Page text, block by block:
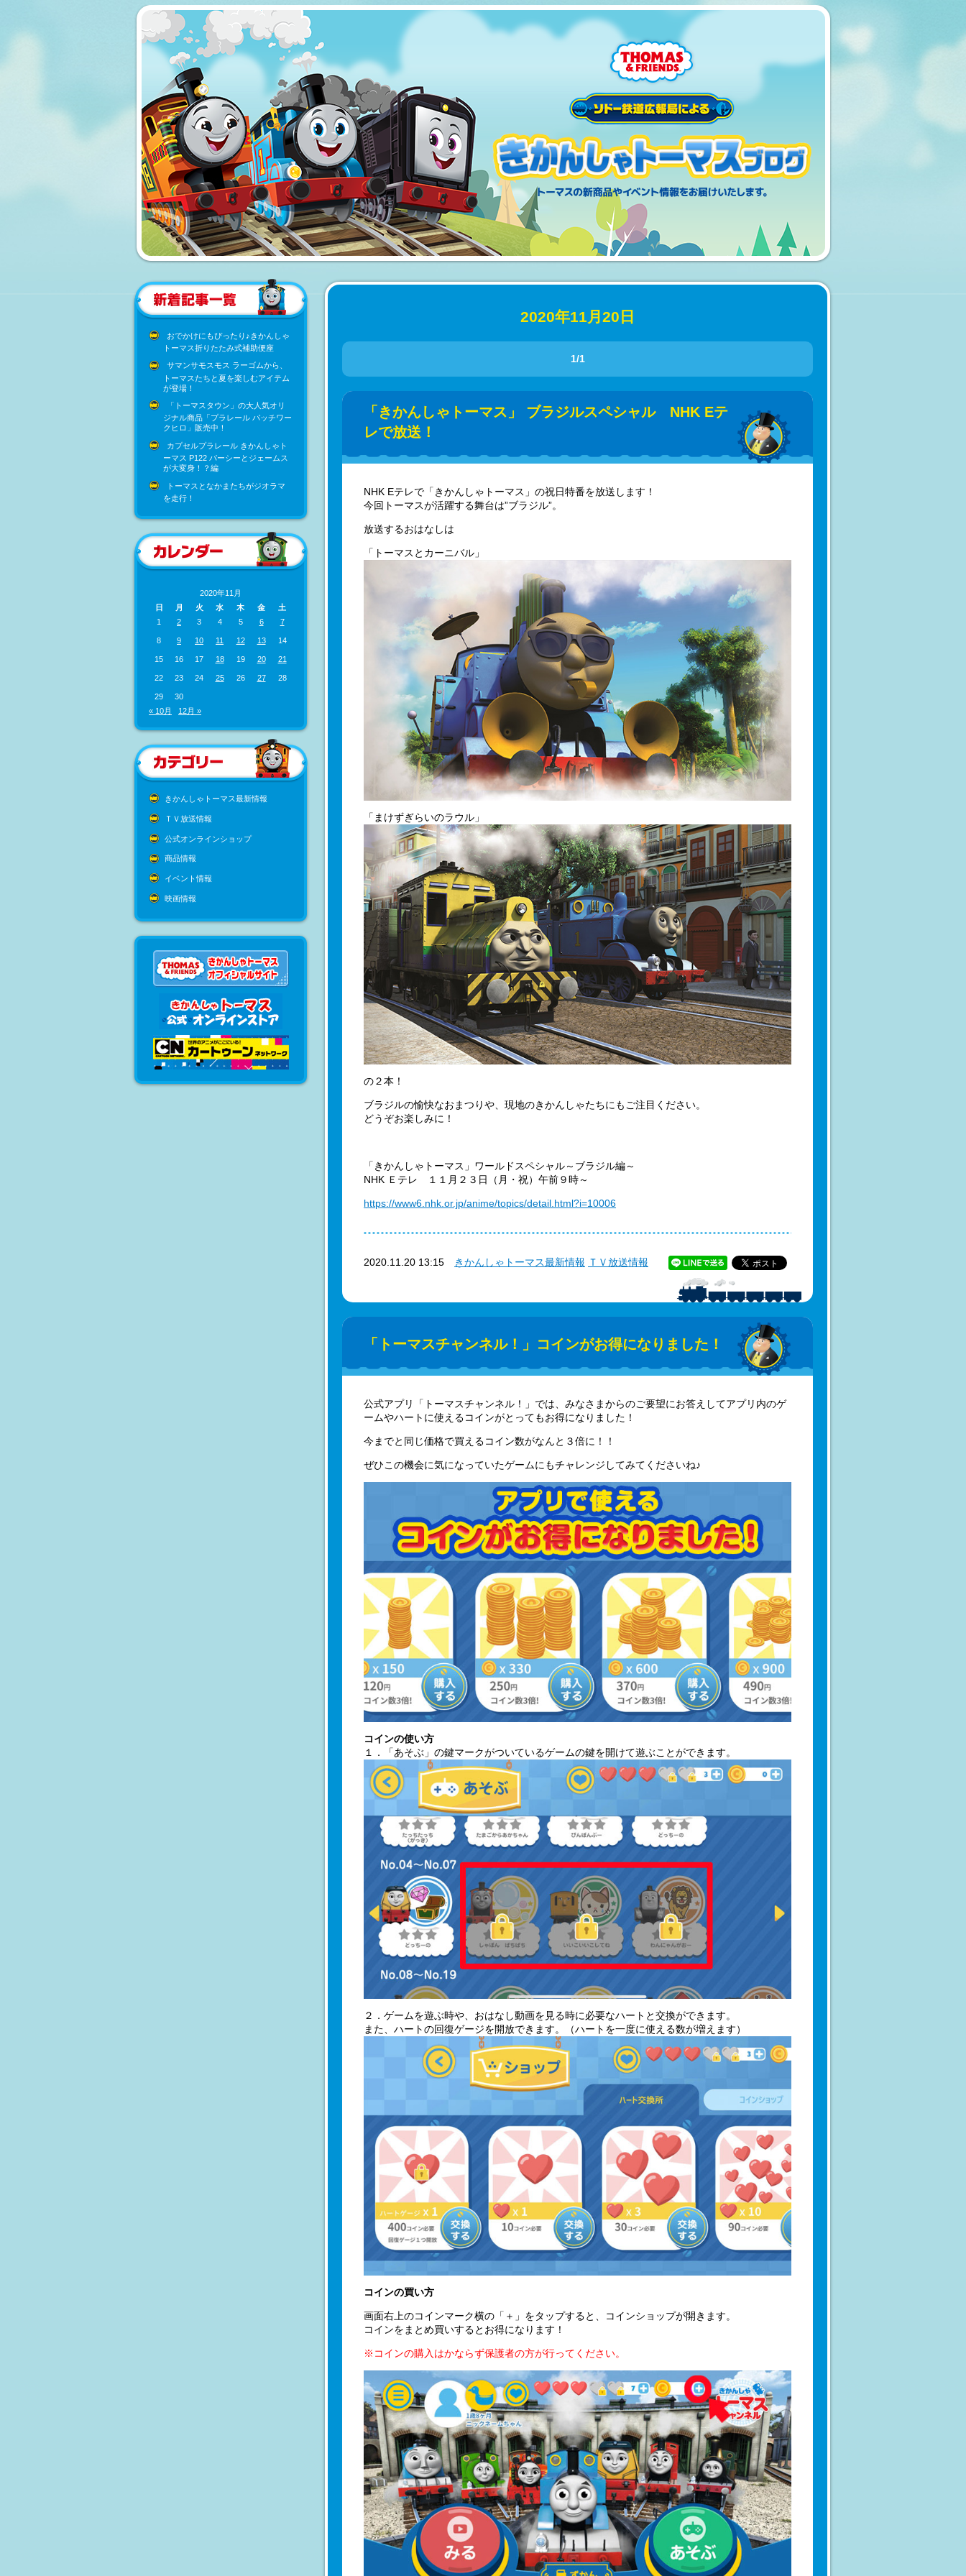
おでかけにもぴったり♪きかんしゃ
トーマス折りたたみ式補助便座
サマンサモスモス ラーゴムから、
トーマスたちと夏を楽しむアイテム
が登場！
「トーマスタウン」の大人気オリ
ジナル商品「プラレール パッチワー
クヒロ」販売中！
カプセルプラレール きかんしゃト
ーマス P122 パーシーとジェームス
が大変身！？編
トーマスとなかまたちがジオラマ
を走行！
2020年11月
日
月 火 水 木 金
土
1
2 3 4 5 6 7
8 9 10 11 12 13 14
15 16 17 18 19 20 21
22 23 24 25 26 27 28
29
30
« 10月
12月 »
きかんしゃトーマス最新情報
ＴＶ放送情報
公式オンラインショップ
商品情報
イベント情報
映画情報
2020年11月20日
1/1
「きかんしゃトーマス」 ブラジルスペシャル NHK Eテ
レで放送！
NHK Eテレで「きかんしゃトーマス」の祝日特番を放送します！
今回トーマスが活躍する舞台は”ブラジル”。
放送するおはなしは
「トーマスとカーニバル」
「まけずぎらいのラウル」
の２本！
ブラジルの愉快なおまつりや、現地のきかんしゃたちにもご注目ください。
どうぞお楽しみに！
「きかんしゃトーマス」ワールドスペシャル～ブラジル編～
NHK Ｅテレ １１月２３日（月・祝）午前９時～
https://www6.nhk.or.jp/anime/topics/detail.html?i=10006
2020.11.20 13:15 きかんしゃトーマス最新情報 ＴＶ放送情報
「トーマスチャンネル！」コインがお得になりました！
公式アプリ「トーマスチャンネル！」では、みなさまからのご要望にお答えしてアプリ内のゲ
ームやハートに使えるコインがとってもお得になりました！
今までと同じ価格で買えるコイン数がなんと３倍に！！
ぜひこの機会に気になっていたゲームにもチャレンジしてみてくださいね♪
コインの使い方
１．「あそぶ」の鍵マークがついているゲームの鍵を開けて遊ぶことができます。
２．ゲームを遊ぶ時や、おはなし動画を見る時に必要なハートと交換ができます。
また、ハートの回復ゲージを開放できます。（ハートを一度に使える数が増えます）
コインの買い方
画面右上のコインマーク横の「＋」をタップすると、コインショップが開きます。
コインをまとめ買いするとお得になります！
※コインの購入はかならず保護者の方が行ってください。